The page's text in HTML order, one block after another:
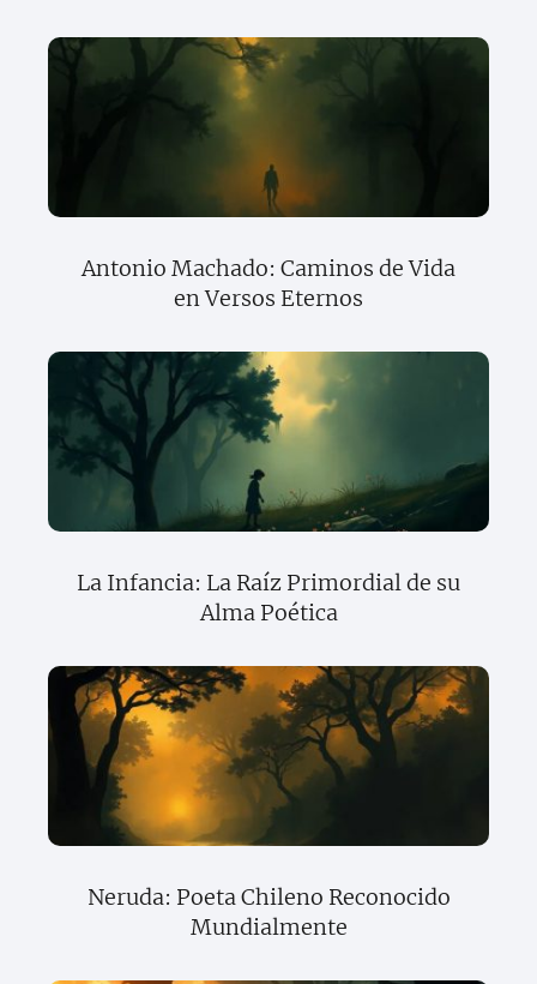
Antonio Machado: Caminos de Vida
en Versos Eternos
La Infancia: La Raíz Primordial de su
Alma Poética
Neruda: Poeta Chileno Reconocido
Mundialmente